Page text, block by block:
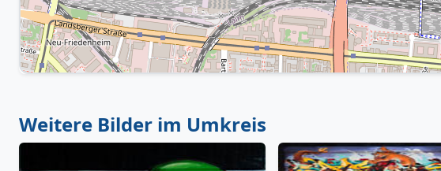
Weitere Bilder im Umkreis